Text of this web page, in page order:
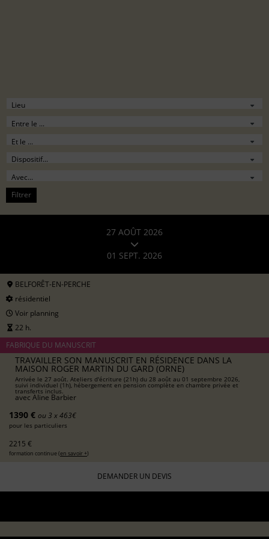
Filtrer
27 AOÛT 2026
01 SEPT. 2026
BELFORÊT-EN-PERCHE
résidentiel
Voir planning
22 h.
FABRIQUE DU MANUSCRIT
TRAVAILLER SON MANUSCRIT EN RÉSIDENCE DANS LA
MAISON ROGER MARTIN DU GARD (ORNE)
Arrivée le 27 août. Ateliers d'écriture (21h) du 28 août au 01 septembre 2026,
suivi individuel (1h), hébergement en pension complète en chambre privée et
transferts inclus.
avec Aline Barbier
1390 € ou 3 x 463€
pour les particuliers
2215 €
formation continue (en savoir +)
DEMANDER UN DEVIS